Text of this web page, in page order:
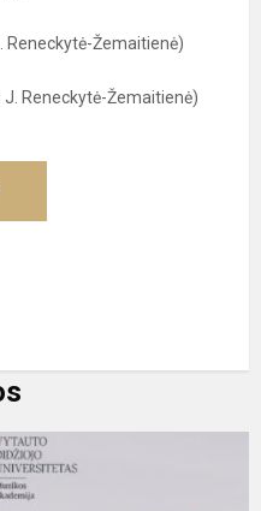
Reneckytė-Žemaitienė)
J. Reneckytė-Žemaitienė)